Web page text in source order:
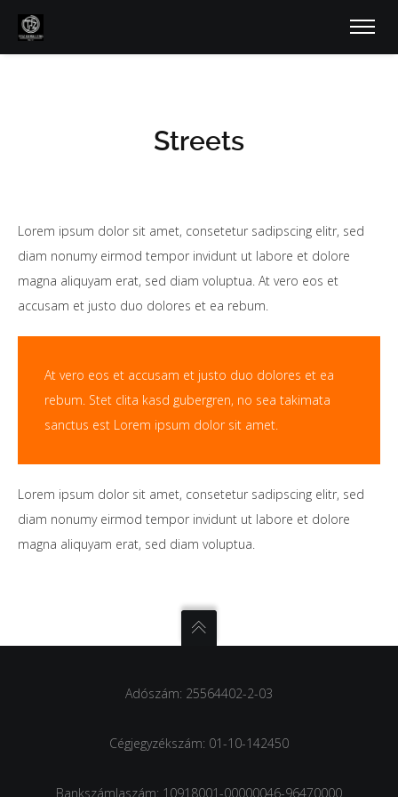
Streets
Lorem ipsum dolor sit amet, consetetur sadipscing elitr, sed
diam nonumy eirmod tempor invidunt ut labore et dolore
magna aliquyam erat, sed diam voluptua. At vero eos et
accusam et justo duo dolores et ea rebum.
At vero eos et accusam et justo duo dolores et ea
rebum. Stet clita kasd gubergren, no sea takimata
sanctus est Lorem ipsum dolor sit amet.
Lorem ipsum dolor sit amet, consetetur sadipscing elitr, sed
diam nonumy eirmod tempor invidunt ut labore et dolore
magna aliquyam erat, sed diam voluptua.
Adószám: 25564402-2-03
Cégjegyzékszám: 01-10-142450
Bankszámlaszám: 10918001-00000046-96470000